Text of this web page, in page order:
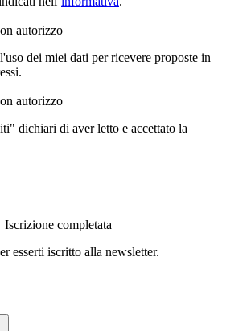
autorizzo
dei miei dati per ricevere proposte in
autorizzo
dichiari di aver letto e accettato la
Iscrizione completata
esserti iscritto alla newsletter.